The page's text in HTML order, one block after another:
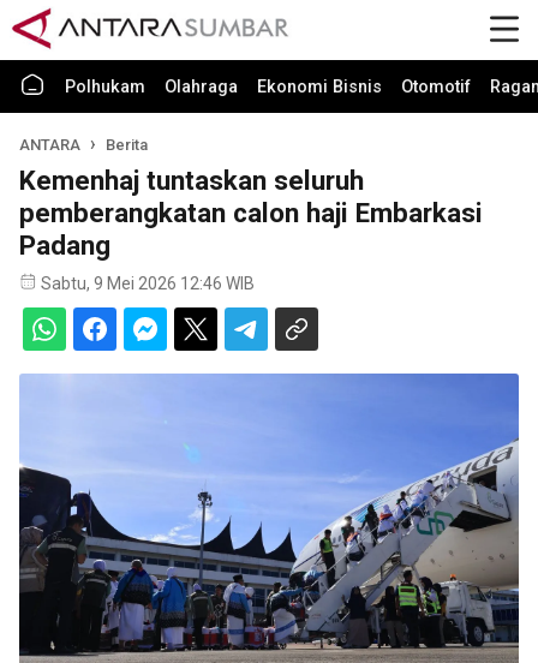
Polhukam Olahraga Ekonomi Bisnis Otomotif
ANTARA Berita
Kemenhaj tuntaskan seluruh
pemberangkatan calon haji Embarkasi
Padang
Sabtu, 9 Mei 2026 12:46 WIB